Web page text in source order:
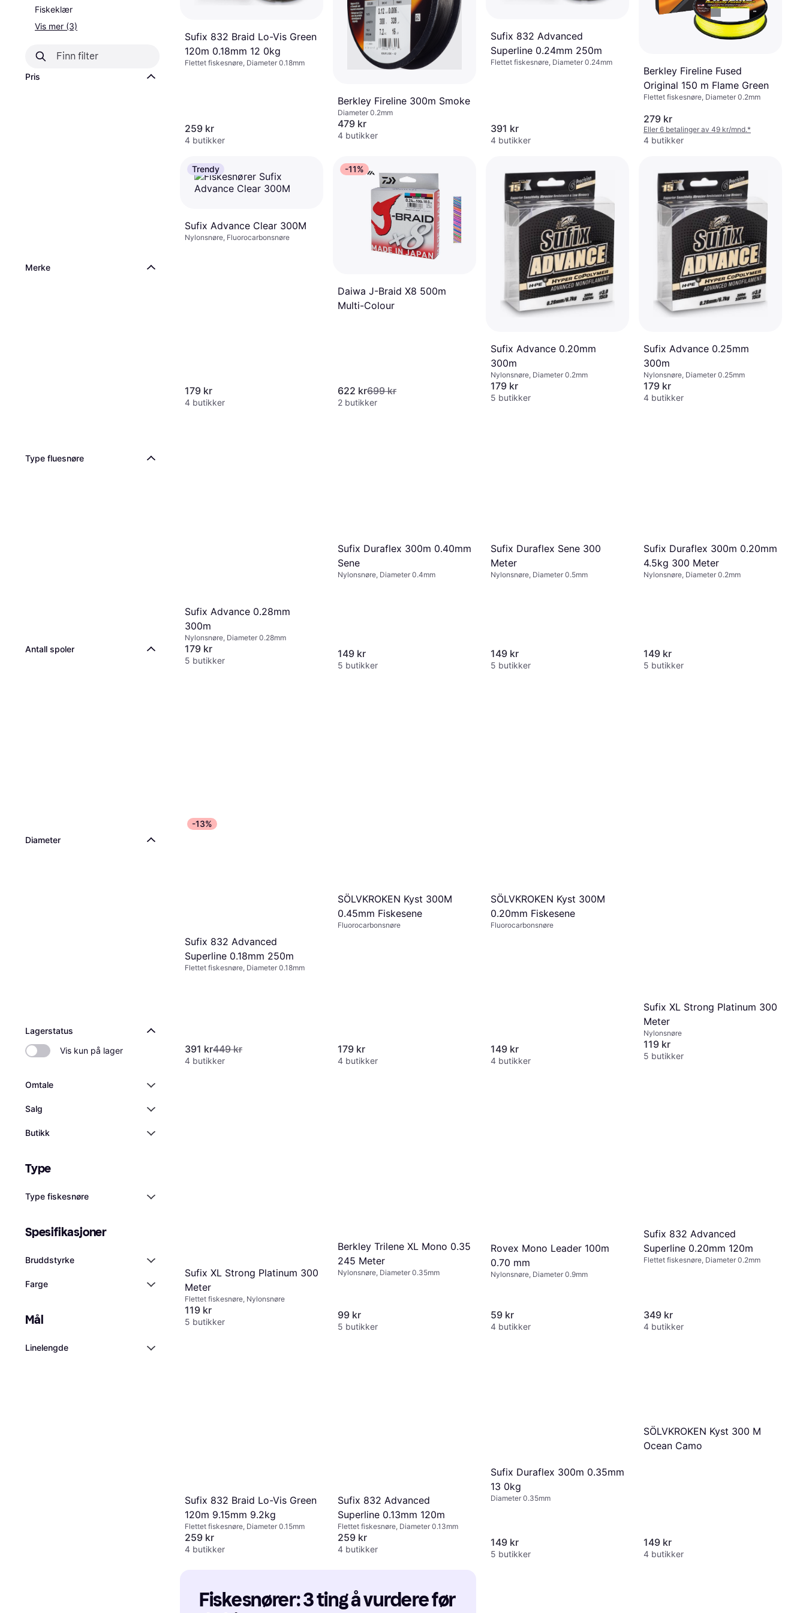
Fiskeklær
Vis mer (3)
Pris
Merke
Type fluesnøre
Antall spoler
Diameter
Lagerstatus
Vis kun på lager
Omtale
Salg
Butikk
Type
Type fiskesnøre
Spesifikasjoner
Bruddstyrke
Farge
Mål
Linelengde
Sufix 832 Braid Lo-Vis Green
120m 0.18mm 12 0kg
Flettet fiskesnøre, Diameter 0.18mm
259 kr
4 butikker
Berkley Fireline 300m Smoke
Diameter 0.2mm
479 kr
4 butikker
Sufix 832 Advanced
Superline 0.24mm 250m
Flettet fiskesnøre, Diameter 0.24mm
391 kr
4 butikker
Berkley Fireline Fused
Original 150 m Flame Green
Flettet fiskesnøre, Diameter 0.2mm
279 kr
Eller 6 betalinger av 49 kr/mnd.*
4 butikker
Trendy
Sufix Advance Clear 300M
Nylonsnøre, Fluorocarbonsnøre
179 kr
4 butikker
-11%
Daiwa J-Braid X8 500m
Multi-Colour
622 kr699 kr
2 butikker
Sufix Advance 0.20mm
300m
Nylonsnøre, Diameter 0.2mm
179 kr
5 butikker
Sufix Advance 0.25mm
300m
Nylonsnøre, Diameter 0.25mm
179 kr
4 butikker
Sufix Advance 0.28mm
300m
Nylonsnøre, Diameter 0.28mm
179 kr
5 butikker
Sufix Duraflex 300m 0.40mm
Sene
Nylonsnøre, Diameter 0.4mm
149 kr
5 butikker
Sufix Duraflex Sene 300
Meter
Nylonsnøre, Diameter 0.5mm
149 kr
5 butikker
Sufix Duraflex 300m 0.20mm
4.5kg 300 Meter
Nylonsnøre, Diameter 0.2mm
149 kr
5 butikker
-13%
Sufix 832 Advanced
Superline 0.18mm 250m
Flettet fiskesnøre, Diameter 0.18mm
391 kr449 kr
4 butikker
SÖLVKROKEN Kyst 300M
0.45mm Fiskesene
Fluorocarbonsnøre
179 kr
4 butikker
SÖLVKROKEN Kyst 300M
0.20mm Fiskesene
Fluorocarbonsnøre
149 kr
4 butikker
Sufix XL Strong Platinum 300
Meter
Nylonsnøre
119 kr
5 butikker
Sufix XL Strong Platinum 300
Meter
Flettet fiskesnøre, Nylonsnøre
119 kr
5 butikker
Berkley Trilene XL Mono 0.35
245 Meter
Nylonsnøre, Diameter 0.35mm
99 kr
5 butikker
Rovex Mono Leader 100m
0.70 mm
Nylonsnøre, Diameter 0.9mm
59 kr
4 butikker
Sufix 832 Advanced
Superline 0.20mm 120m
Flettet fiskesnøre, Diameter 0.2mm
349 kr
4 butikker
Sufix 832 Braid Lo-Vis Green
120m 9.15mm 9.2kg
Flettet fiskesnøre, Diameter 0.15mm
259 kr
4 butikker
Sufix 832 Advanced
Superline 0.13mm 120m
Flettet fiskesnøre, Diameter 0.13mm
259 kr
4 butikker
Sufix Duraflex 300m 0.35mm
13 0kg
Diameter 0.35mm
149 kr
5 butikker
SÖLVKROKEN Kyst 300 M
Ocean Camo
149 kr
4 butikker
Fiskesnører: 3 ting å vurdere før